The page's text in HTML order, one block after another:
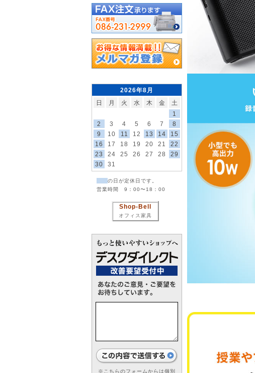
2026年8月
日
月 火 水 木 金
土
1
2
3 4 5 6 7
8
9
10 11 12 13 14
15
16
17 18 19 20 21
22
23
24 25 26 27 28
29
30
31
の日が定休日です。
営業時間 9：00〜18：00
Shop-Bell
オフィス家具
※こちらのフォームからは個別